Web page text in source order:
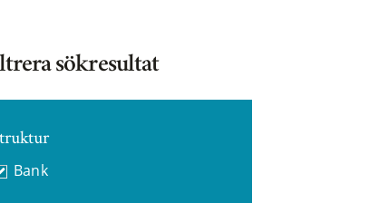
sökresultat
Bank